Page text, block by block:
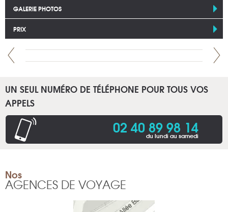
GALERIE PHOTOS
PRIX
UN SEUL NUMÉRO DE TÉLÉPHONE POUR TOUS VOS
APPELS
02 40 89 98 14
du lundi au samedi
Nos
AGENCES DE VOYAGE